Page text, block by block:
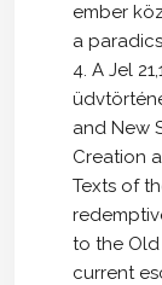
ember
a
4. A Jel
and New
Creation
Texts of
to the Old
current